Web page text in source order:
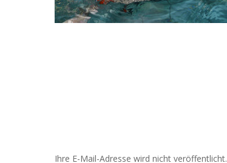
Ihre E-Mail-Adresse wird nicht veröffentlicht.